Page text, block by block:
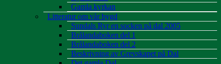
Gamla kyrkan
Litteratur om vår bygd
Sundals Ryr en socken på dal 2005
Brålandaboken del 1
Brålandaboken del 2
Beskrivning av Grevskapet på Dal